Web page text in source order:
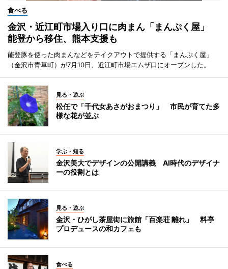
食べる
金沢・近江町市場入り口に肉まん「まんぷく屋」
能登から移住、熊本支援も
能登豚を使った肉まんなどをテイクアウトで提供する「まんぷく屋」
（金沢市青草町）が7月10日、近江町市場エムザ口にオープンした。
見る・遊ぶ
松任で「千代女あさがおまつり」 市民が育てた多
様な花が並ぶ
学ぶ・知る
金沢美大でデザインの公開講義 AI時代のデザイナ
ーの役割とは
見る・遊ぶ
金沢・ひがし茶屋街に旅館「百楽荘 離れ」 料亭
プロデュースの和カフェも
食べる